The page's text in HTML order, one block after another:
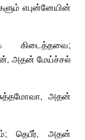
எபுன்னேயின்
கிடைத்தவை;
அதன் மேய்ச்சல்
அதன்
தெபீர், அதன்